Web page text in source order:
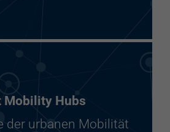
Mobility Hubs
der urbanen Mobilität